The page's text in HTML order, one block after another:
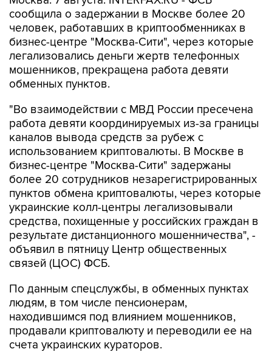
сообщила о задержании в Москве более 20
человек, работавших в криптообменниках в
бизнес-центре "Москва-Сити", через которые
легализовались деньги жертв телефонных
мошенников, прекращена работа девяти
обменных пунктов.
"Во взаимодействии с МВД России пресечена
работа девяти координируемых из-за границы
каналов вывода средств за рубеж с
использованием криптовалюты. В Москве в
бизнес-центре "Москва-Сити" задержаны
более 20 сотрудников незарегистрированных
пунктов обмена криптовалюты, через которые
украинские колл-центры легализовывали
средства, похищенные у российских граждан в
результате дистанционного мошенничества", -
объявил в пятницу Центр общественных
связей (ЦОС) ФСБ.
По данным спецслужбы, в обменных пунктах
людям, в том числе пенсионерам,
находившимся под влиянием мошенников,
продавали криптовалюту и переводили ее на
счета украинских кураторов.